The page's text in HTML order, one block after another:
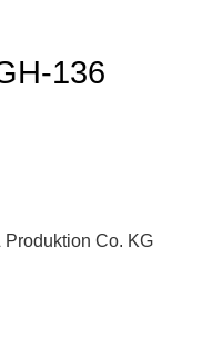
136
Co. KG